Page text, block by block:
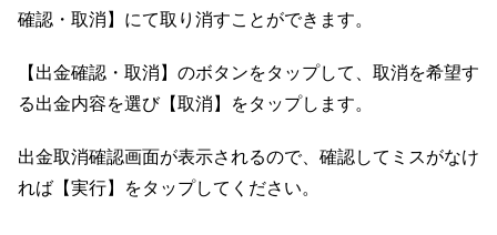
確認・取消】にて取り消すことができます。
【出金確認・取消】のボタンをタップして、取消を希望す
る出金内容を選び【取消】をタップします。
出金取消確認画面が表示されるので、確認してミスがなけ
れば【実行】をタップしてください。